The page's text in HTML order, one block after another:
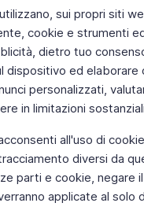
sui propri siti
cookie e strumenti
dietro tuo
dispositivo ed
personalizzati,
in limitazioni
all'uso di
diversi da
parti e cookie,
applicate al solo